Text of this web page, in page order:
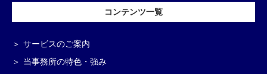
コンテンツ一覧
サービスのご案内
当事務所の特色・強み